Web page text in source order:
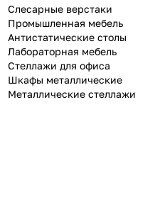
Слесарные верстаки
Промышленная мебель
Антистатические столы
Лабораторная мебель
Стеллажи для офиса
Шкафы металлические
Металлические стеллажи